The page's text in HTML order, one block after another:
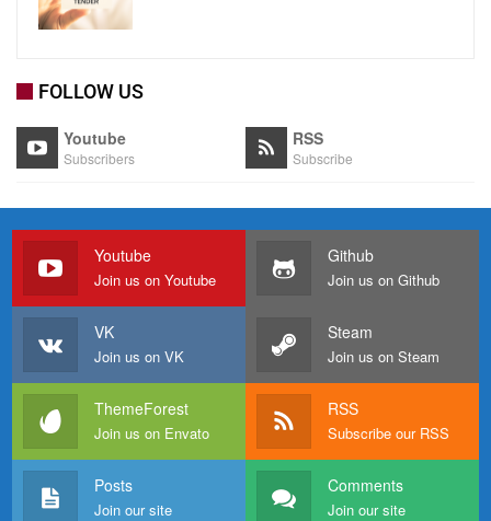
FOLLOW US
Youtube
Subscribers
RSS
Subscribe
Youtube
Join us on Youtube
Github
Join us on Github
VK
Join us on VK
Steam
Join us on Steam
ThemeForest
Join us on Envato
RSS
Subscribe our RSS
Posts
Join our site
Comments
Join our site